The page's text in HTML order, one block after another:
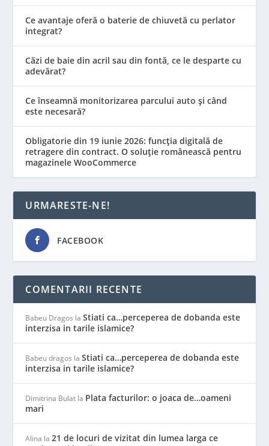
Ce avantaje oferă o baterie de chiuvetă cu perlator
integrat?
Căzi de baie din acril sau din fontă, ce le desparte cu
adevărat?
Ce înseamnă monitorizarea parcului auto și când
este necesară?
Obligatorie din 19 iunie 2026: funcția digitală de
retragere din contract. O soluție românească pentru
magazinele WooCommerce
URMARESTE-NE!
FACEBOOK
COMENTARII RECENTE
Babeu Dragos laStiati ca…perceperea de dobanda este
interzisa in tarile islamice?
Babeu dragos laStiati ca…perceperea de dobanda este
interzisa in tarile islamice?
Dimitrina Bulat la Plata facturilor: o joaca de…oameni
mari
Alina la21 de locuri de vizitat din lumea larga ce